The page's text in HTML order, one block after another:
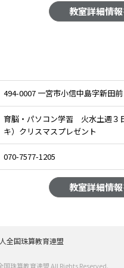
教室詳細情
494-0007 一宮市小信中島字新田
育脳・パソコン学習 火水土週
キ）クリスマスプレゼント
070-7577-1205
教室詳細情
全国珠算教育連盟
珠算教育連盟 All Rights Reserved.